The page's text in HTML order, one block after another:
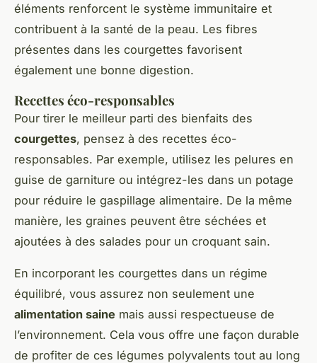
éléments renforcent le système immunitaire et
contribuent à la santé de la peau. Les fibres
présentes dans les courgettes favorisent
également une bonne digestion.
Recettes éco-responsables
Pour tirer le meilleur parti des bienfaits des
courgettes, pensez à des recettes éco-
responsables. Par exemple, utilisez les pelures en
guise de garniture ou intégrez-les dans un potage
pour réduire le gaspillage alimentaire. De la même
manière, les graines peuvent être séchées et
ajoutées à des salades pour un croquant sain.
En incorporant les courgettes dans un régime
équilibré, vous assurez non seulement une
alimentation saine mais aussi respectueuse de
l’environnement. Cela vous offre une façon durable
de profiter de ces légumes polyvalents tout au long